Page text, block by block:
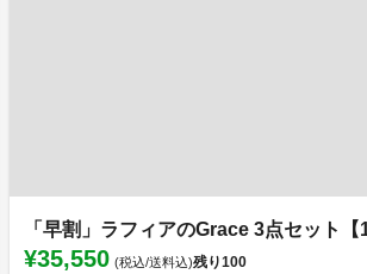
「早割」ラフィアのGrace 3点セット【
¥35,550 (税込/送料込)残り100